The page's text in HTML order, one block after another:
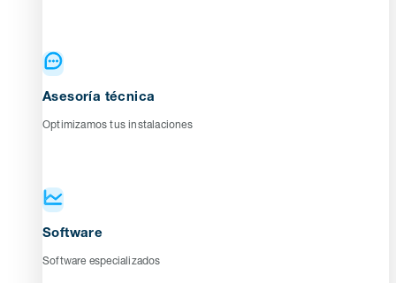
Asesoría técnica
Optimizamos tus instalaciones
Software
Software especializados